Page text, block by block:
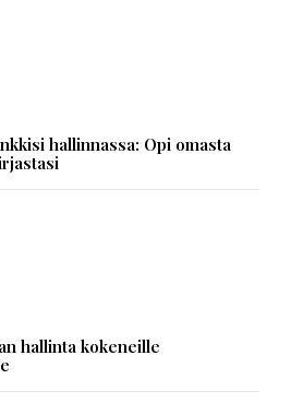
hallinnassa: Opi omasta
hallinta kokeneille